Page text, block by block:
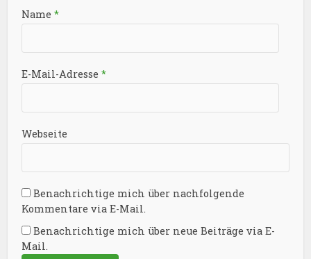
Name*
E-Mail-Adresse*
Webseite
Benachrichtige mich über nachfolgende
Kommentare via E-Mail.
Benachrichtige mich über neue Beiträge via E-
Mail.